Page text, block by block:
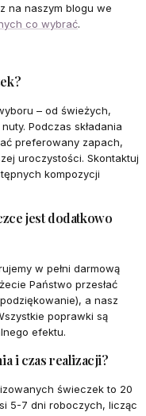
na naszym blogu we
co wybrać.
– od świeżych,
Podczas składania
preferowany zapach,
uroczystości. Skontaktuj
kompozycji
jest dodatkowo
w pełni darmową
Państwo przesłać
a nasz
poprawki są
efektu.
i czas realizacji?
świeczek to 20
5-7 dni roboczych, licząc